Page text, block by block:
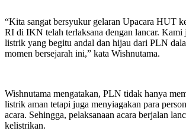
“Kita sangat bersyukur gelaran Upacara HUT
RI di IKN telah terlaksana dengan lancar. Kami
listrik yang begitu andal dan hijau dari PLN
momen bersejarah ini,” kata Wishnutama.
Wishnutama mengatakan, PLN tidak hanya
listrik aman tetapi juga menyiagakan para
acara. Sehingga, pelaksanaan acara berjalan
kelistrikan.